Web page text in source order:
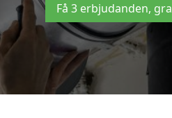
Få 3 erbjudanden,